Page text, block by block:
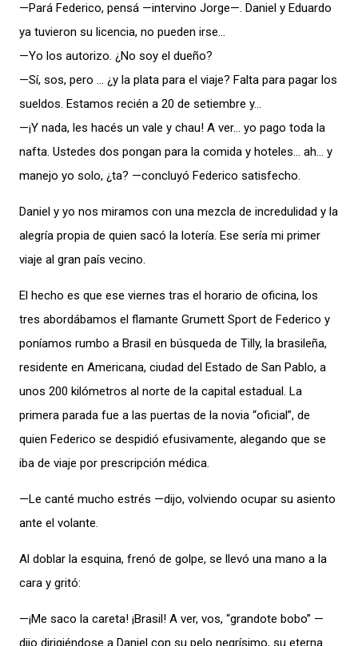
—Pará Federico, pensá —intervino Jorge—. Daniel y Eduardo
ya tuvieron su licencia, no pueden irse…
—Yo los autorizo. ¿No soy el dueño?
—Sí, sos, pero … ¿y la plata para el viaje? Falta para pagar los
sueldos. Estamos recién a 20 de setiembre y…
—¡Y nada, les hacés un vale y chau! A ver… yo pago toda la
nafta. Ustedes dos pongan para la comida y hoteles… ah… y
manejo yo solo, ¿ta? —concluyó Federico satisfecho.
Daniel y yo nos miramos con una mezcla de incredulidad y la
alegría propia de quien sacó la lotería. Ese sería mi primer
viaje al gran país vecino.
El hecho es que ese viernes tras el horario de oficina, los
tres abordábamos el flamante Grumett Sport de Federico y
poníamos rumbo a Brasil en búsqueda de Tilly, la brasileña,
residente en Americana, ciudad del Estado de San Pablo, a
unos 200 kilómetros al norte de la capital estadual. La
primera parada fue a las puertas de la novia “oficial”, de
quien Federico se despidió efusivamente, alegando que se
iba de viaje por prescripción médica.
—Le canté mucho estrés —dijo, volviendo ocupar su asiento
ante el volante.
Al doblar la esquina, frenó de golpe, se llevó una mano a la
cara y gritó:
—¡Me saco la careta! ¡Brasil! A ver, vos, “grandote bobo” —
dijo dirigiéndose a Daniel con su pelo negrísimo, su eterna